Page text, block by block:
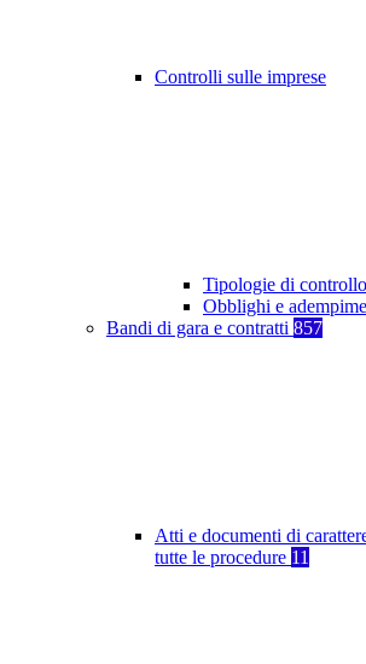
Controlli sulle imprese
Tipologie di controllo
Obblighi e
Bandi di gara e contratti 857
Atti e documenti di
tutte le procedure 11